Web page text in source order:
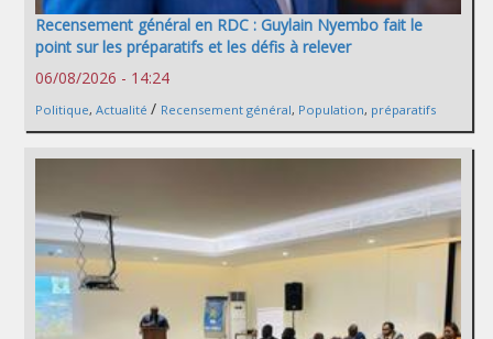
Recensement général en RDC : Guylain Nyembo fait le
point sur les préparatifs et les défis à relever
06/08/2026 - 14:24
Politique, Actualité / Recensement général, Population, préparatifs